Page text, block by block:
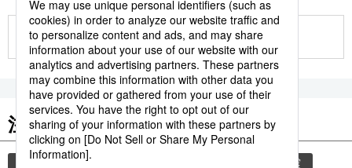
もっと見る
注目のキーワード
共同通信ニュース 地震